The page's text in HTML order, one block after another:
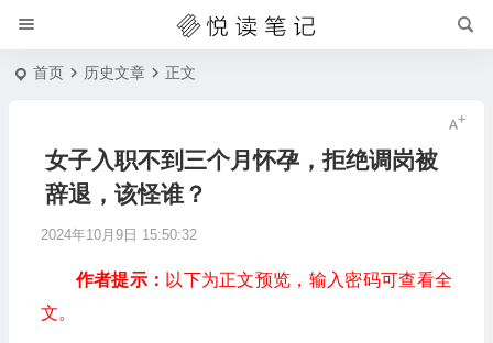
首页 历史文章 正文
女子入职不到三个月怀孕，拒绝调岗被
辞退，该怪谁？
2024年10月9日 15:50:32
作者提示： 以下为正文预览，输入密码可查看全
文。